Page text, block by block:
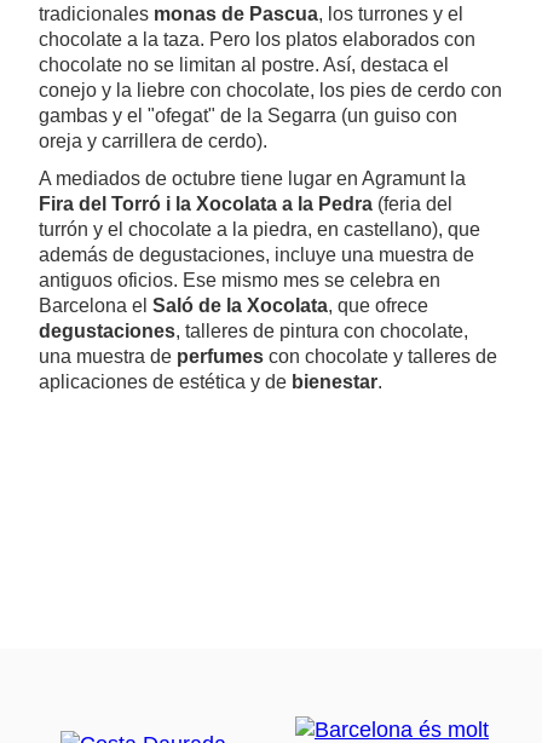
tradicionales monas de Pascua, los turrones y el
chocolate a la taza. Pero los platos elaborados con
chocolate no se limitan al postre. Así, destaca el
conejo y la liebre con chocolate, los pies de cerdo con
gambas y el "ofegat" de la Segarra (un guiso con
oreja y carrillera de cerdo).
A mediados de octubre tiene lugar en Agramunt la
Fira del Torró i la Xocolata a la Pedra (feria del
turrón y el chocolate a la piedra, en castellano), que
además de degustaciones, incluye una muestra de
antiguos oficios. Ese mismo mes se celebra en
Barcelona el Saló de la Xocolata, que ofrece
degustaciones, talleres de pintura con chocolate,
una muestra de perfumes con chocolate y talleres de
aplicaciones de estética y de bienestar.